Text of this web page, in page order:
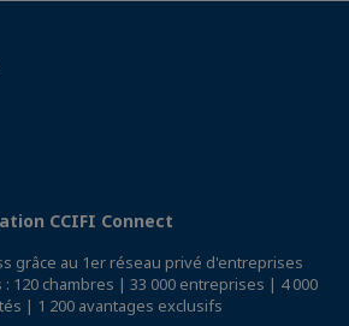
CCIFI Connect
grâce au 1er réseau privé d'entreprises
120 chambres | 33 000 entreprises | 4 000
| 1 200 avantages exclusifs